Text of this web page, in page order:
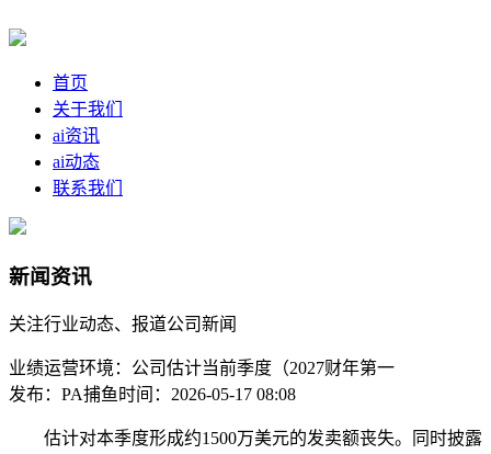
首页
关于我们
ai资讯
ai动态
联系我们
新闻资讯
关注行业动态、报道公司新闻
业绩运营环境：公司估计当前季度（2027财年第一
发布：PA捕鱼时间：2026-05-17 08:08
估计对本季度形成约1500万美元的发卖额丧失。同时披露